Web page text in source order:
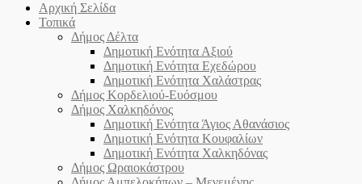
Αρχική Σελίδα
Τοπικά
Δήμος Δέλτα
Δημοτική Ενότητα Αξιού
Δημοτική Ενότητα Εχεδώρου
Δημοτική Ενότητα Χαλάστρας
Δήμος Κορδελιού-Ευόσμου
Δήμος Χαλκηδόνος
Δημοτική Ενότητα Άγιος Αθανάσιος
Δημοτική Ενότητα Κουφαλίων
Δημοτική Ενότητα Χαλκηδόνας
Δήμος Ωραιοκάστρου